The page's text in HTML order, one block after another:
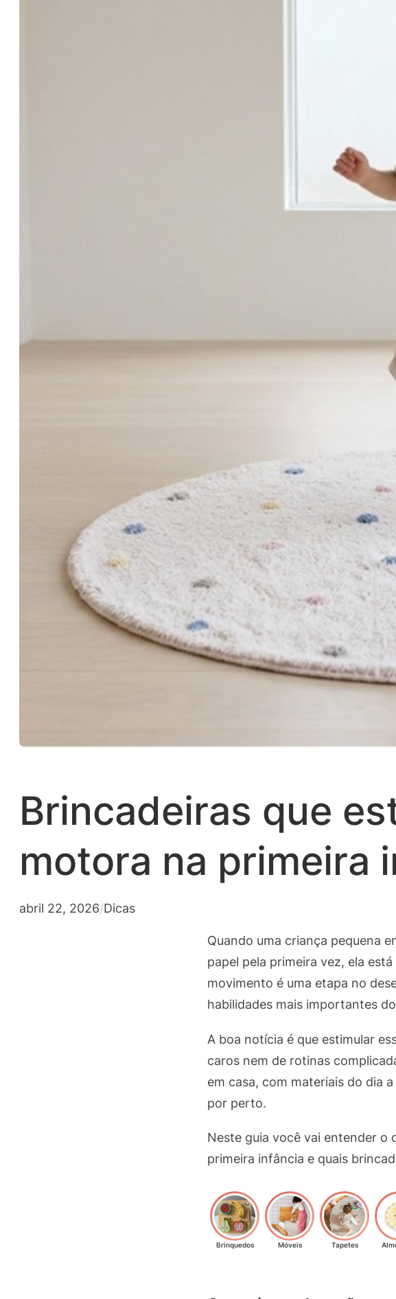
Brincadeiras que
motora na primeira
abril 22, 2026/Dicas
Quando uma criança pequena
papel pela primeira vez, ela
movimento é uma etapa no
habilidades mais importantes
A boa notícia é que estimular
caros nem de rotinas
em casa, com materiais do dia
por perto.
Neste guia você vai entender o
primeira infância e quais
Brinquedos Móveis Tapetes